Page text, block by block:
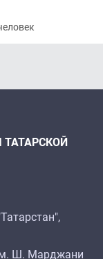
ТАТАРСКОЙ
Ш. Марджани